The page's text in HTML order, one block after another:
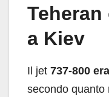
a Kiev
Il jet 737-800
secondo quanto